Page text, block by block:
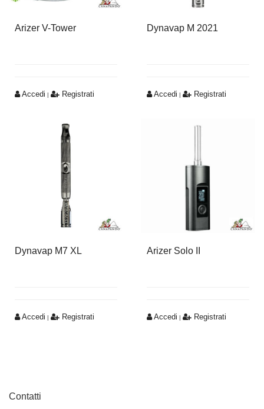
Arizer V-Tower
Accedi | Registrati
Dynavap M 2021
Accedi | Registrati
Dynavap M7 XL
Accedi | Registrati
Arizer Solo II
Accedi | Registrati
Contatti